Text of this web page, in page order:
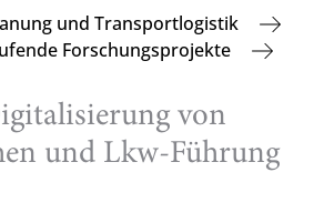
und Transportlogistik
Forschungsprojekte
von
und Lkw-Führung